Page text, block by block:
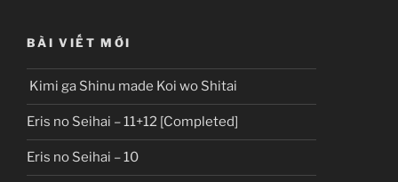
BÀI VIẾT MỚI
Kimi ga Shinu made Koi wo Shitai
Eris no Seihai – 11+12 [Completed]
Eris no Seihai – 10